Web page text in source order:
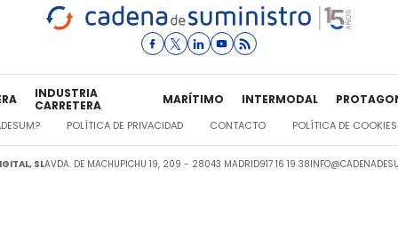
INDUSTRIA
CARRETERA
MARÍTIMO INTERMODAL
POLÍTICA DE PRIVACIDAD CONTACTO POLÍTICA DE COOKIES
SLAVDA. DE MACHUPICHU 19, 209 - 28043 MADRID917 16 19 38